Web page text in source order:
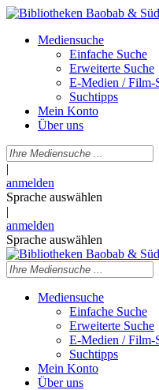
Mediensuche
Einfache Suche
Erweiterte Suche
E-Medien / Film-
Suchtipps
Mein Konto
Über uns
|
anmelden
Sprache auswählen
|
anmelden
Sprache auswählen
Mediensuche
Einfache Suche
Erweiterte Suche
E-Medien / Film-
Suchtipps
Mein Konto
Über uns